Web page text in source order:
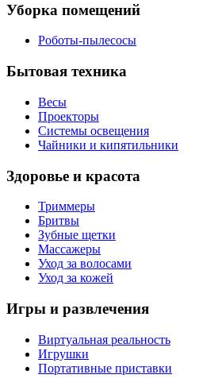
Уборка помещений
Роботы-пылесосы
Бытовая техника
Весы
Проекторы
Системы освещения
Чайники и кипятильники
Здоровье и красота
Триммеры
Бритвы
Зубные щетки
Массажеры
Уход за волосами
Уход за кожей
Игры и развлечения
Виртуальная реальность
Игрушки
Портативные приставки